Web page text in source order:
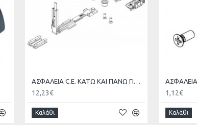
ΑΣΦΑΛΕΙΑ C.E. ΚΑΤΩ KAI ΠΑΝΩ ΓΙΑ ΜΗΧΑΝΙΣΜΟ GIESSE ΜΕ ΚΛΕΙΔΩΜΑΤΑ
12,23€
Καλάθι
ΑΣΦΑΛΕΙΑ
1,12€
Καλάθι